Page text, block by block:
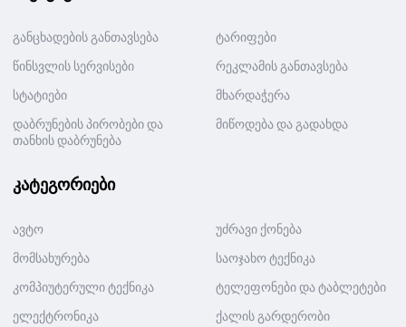
განცხადების განთავსება
ტარიფები
წინსვლის სერვისები
რეკლამის განთავსება
სტატიები
მხარდაჭერა
დაბრუნების პირობები და
თანხის დაბრუნება
მიწოდება და გადახდა
კატეგორიები
ავტო
უძრავი ქონება
მომსახურება
საოჯახო ტექნიკა
კომპიუტერული ტექნიკა
ტელეფონები და ტაბლეტები
ელექტრონიკა
ქალის გარდერობი